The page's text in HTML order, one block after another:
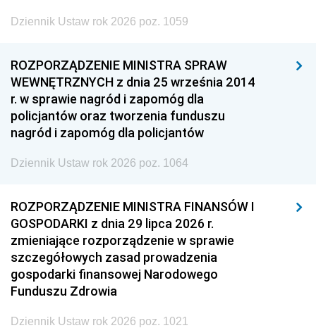
Dziennik Ustaw rok 2026 poz. 1059
ROZPORZĄDZENIE MINISTRA SPRAW
WEWNĘTRZNYCH z dnia 25 września 2014
r. w sprawie nagród i zapomóg dla
policjantów oraz tworzenia funduszu
nagród i zapomóg dla policjantów
Dziennik Ustaw rok 2026 poz. 1064
ROZPORZĄDZENIE MINISTRA FINANSÓW I
GOSPODARKI z dnia 29 lipca 2026 r.
zmieniające rozporządzenie w sprawie
szczegółowych zasad prowadzenia
gospodarki finansowej Narodowego
Funduszu Zdrowia
Dziennik Ustaw rok 2026 poz. 1021